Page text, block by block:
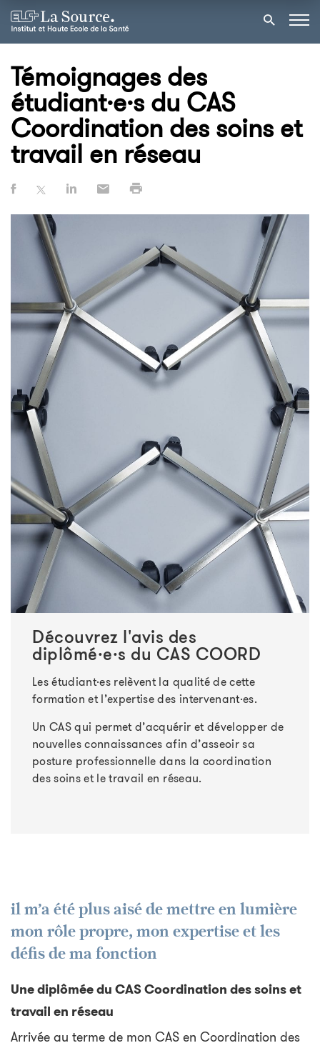
Témoignages des
étudiant·e·s du CAS
Coordination des soins et
travail en réseau
Découvrez l'avis des
diplômé·e·s du CAS COORD
Les étudiant·es relèvent la qualité de cette
formation et l’expertise des intervenant·es.
Un CAS qui permet d’acquérir et développer de
nouvelles connaissances afin d’asseoir sa
posture professionnelle dans la coordination
des soins et le travail en réseau.
il m’a été plus aisé de mettre en lumière
mon rôle propre, mon expertise et les
défis de ma fonction
Une diplômée du CAS Coordination des soins et
travail en réseau
Arrivée au terme de mon CAS en Coordination des